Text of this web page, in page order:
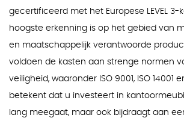
gecertificeerd met het Europese LEVEL 3-
hoogste erkenning is op het gebied van
en maatschappelijk verantwoorde
voldoen de kasten aan strenge normen
veiligheid, waaronder ISO 9001, ISO 14001
betekent dat u investeert in
lang meegaat, maar ook bijdraagt aan